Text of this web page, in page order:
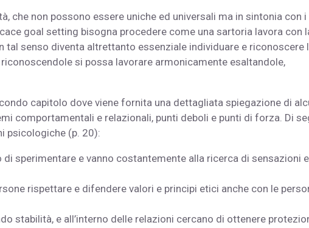
che non possono essere uniche ed universali ma in sintonia con i
goal setting bisogna procedere come una sartoria lavora con
tal senso diventa altrettanto essenziale individuare e riconoscere
si possa lavorare armonicamente esaltandole,
capitolo dove viene fornita una dettagliata spiegazione di
comportamentali e relazionali, punti deboli e punti di forza. Di
psicologiche (p. 20):
di sperimentare e vanno costantemente alla ricerca di sensazioni
rispettare e difendere valori e principi etici anche con le
stabilità, e all’interno delle relazioni cercano di ottenere